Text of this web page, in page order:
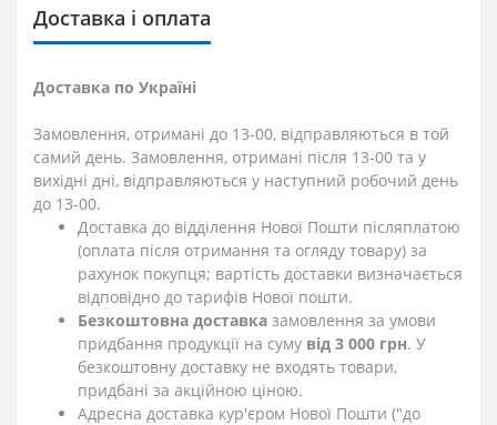
Доставка і оплата
Доставка по Україні
Замовлення, отримані до 13-00, відправляються в той
самий день. Замовлення, отримані після 13-00 та у
вихідні дні, відправляються у наступний робочий день
до 13-00.
Доставка до відділення Нової Пошти післяплатою
(оплата після отримання та огляду товару) за
рахунок покупця; вартість доставки визначається
відповідно до тарифів Нової пошти.
Безкоштовна доставка замовлення за умови
придбання продукції на суму від 3 000 грн. У
безкоштовну доставку не входять товари,
придбані за акційною ціною.
Адресна доставка кур'єром Нової Пошти ("до